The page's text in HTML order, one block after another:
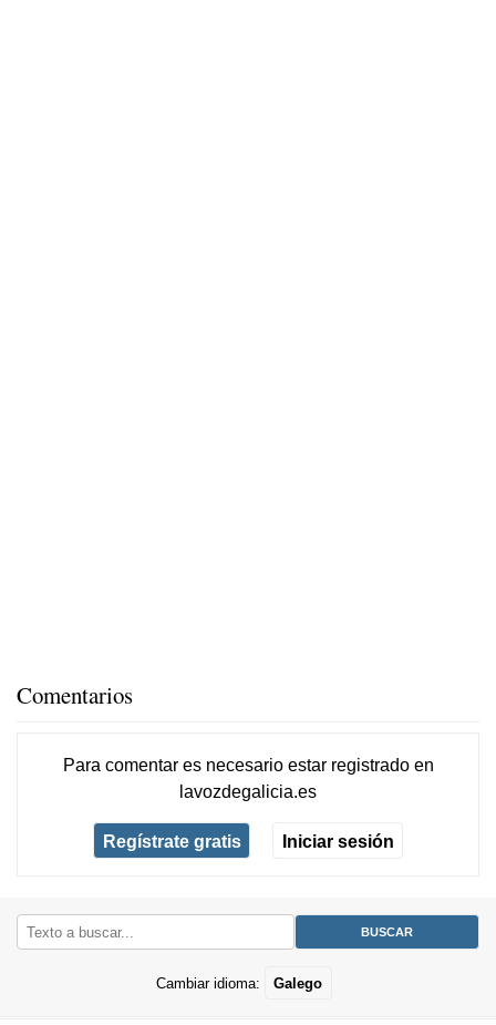
Comentarios
Para comentar es necesario estar registradoen
lavozdegalicia.es
Regístrate gratis Iniciar sesión
Cambiar idioma: Galego